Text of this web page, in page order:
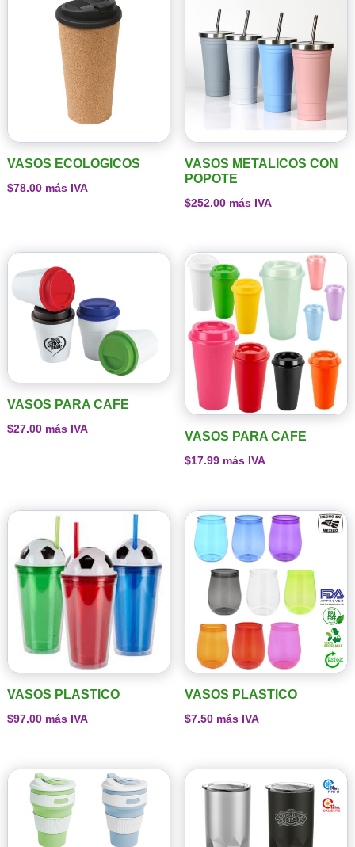
VASOS ECOLOGICOS
$78.00más IVA
VASOS METALICOS CON
POPOTE
$252.00más IVA
VASOS PARA CAFE
$27.00más IVA
VASOS PARA CAFE
$17.99más IVA
VASOS PLASTICO
$97.00más IVA
VASOS PLASTICO
$7.50más IVA